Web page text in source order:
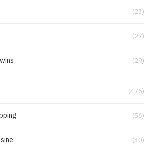
(23)
(27)
(29)
(476)
(56)
(30)